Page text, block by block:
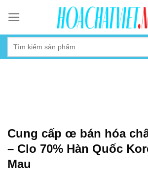
content
Cung cấp œ bán hóa
– Clo 70% Hàn Quốc
Mau